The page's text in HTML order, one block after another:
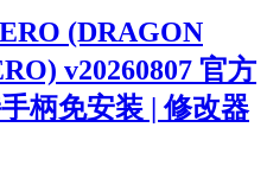
(DRAGON
v20260807 官方
柄免安装 | 修改器